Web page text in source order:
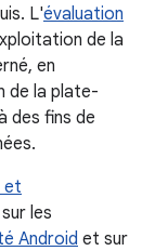
L'évaluation
de la
en
de la plate-
des fins de
et
les
Android et sur